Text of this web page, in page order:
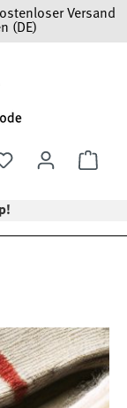
Versand
(DE)